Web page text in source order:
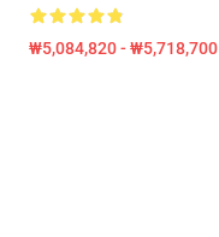
₩5,084,820 - ₩5,718,700